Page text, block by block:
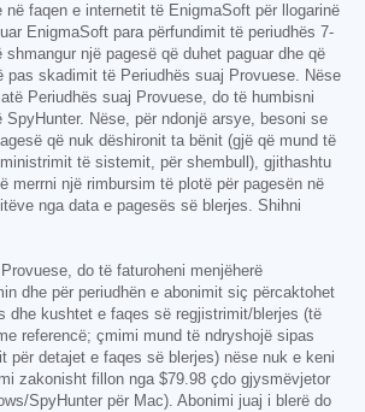
në faqen e internetit të EnigmaSoft për llogarinë
EnigmaSoft para përfundimit të periudhës 7-
një pagesë që duhet paguar dhe që
pas skadimit të Periudhës suaj Provuese. Nëse
Periudhës suaj Provuese, do të humbisni
SpyHunter. Nëse, për ndonjë arsye, besoni se
që nuk dëshironit ta bënit (gjë që mund të
të sistemit, për shembull), gjithashtu
merrni një rimbursim të plotë për pagesën në
nga data e pagesës së blerjes. Shihni
do të faturoheni menjëherë
dhe për periudhën e abonimit siç përcaktohet
dhe kushtet e faqes së regjistrimit/blerjes (të
referencë; çmimi mund të ndryshojë sipas
për detajet e faqes së blerjes) nëse nuk e keni
zakonisht fillon nga $79.98 çdo gjysmëvjetor
SpyHunter për Mac). Abonimi juaj i blerë do